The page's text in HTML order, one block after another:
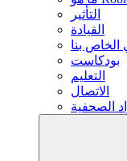
التأثير
القيادة
الخاص بنا
بودكاست
التعليم
الاتصال
الصحفية